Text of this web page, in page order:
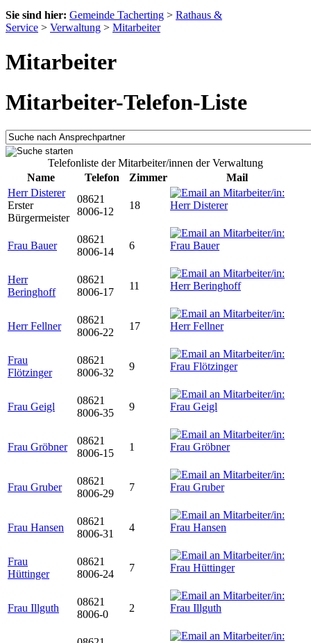
Sie sind hier: Gemeinde Tacherting > Rathaus &
Service > Verwaltung > Mitarbeiter
Mitarbeiter
Mitarbeiter-Telefon-Liste
Telefonliste der Mitarbeiter/innen der Verwaltung
Name
Telefon Zimmer
Mail
Herr Disterer
Erster
Bürgermeister
08621
8006-12
18
Frau Bauer
08621
8006-14
6
Herr
Beringhoff
08621
8006-17
11
Herr Fellner
08621
8006-22
17
Frau
Flötzinger
08621
8006-32
9
Frau Geigl
08621
8006-35
9
Frau Gröbner
08621
8006-15
1
Frau Gruber
08621
8006-29
7
Frau Hansen
08621
8006-31
4
Frau
Hüttinger
08621
8006-24
7
Frau Illguth
08621
8006-0
2